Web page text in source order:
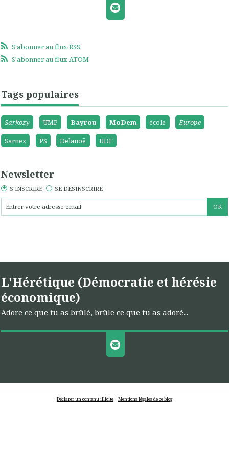
S'abonner au flux RSS
S'abonner au flux ATOM
Tags populaires
Sarkozy UMP Bayrou MoDem école
Europe
Sarnez
PS Delanoë UDF
Newsletter
S'INSCRIRE SE DÉSINSCRIRE
L'Hérétique (Démocratie et hérésie
économique)
Adore ce que tu as brûlé, brûle ce que tu as adoré...
Déclarer un contenu illicite | Mentions légales de ce blog